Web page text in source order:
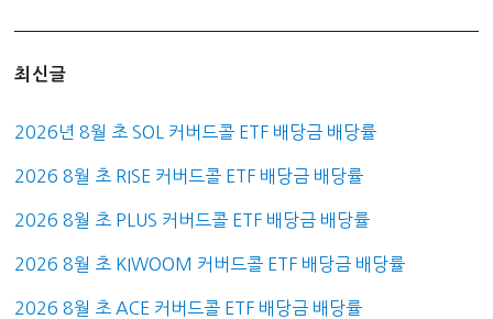
최신글
2026년 8월 초 SOL 커버드콜 ETF 배당금 배당률
2026 8월 초 RISE 커버드콜 ETF 배당금 배당률
2026 8월 초 PLUS 커버드콜 ETF 배당금 배당률
2026 8월 초 KIWOOM 커버드콜 ETF 배당금 배당률
2026 8월 초 ACE 커버드콜 ETF 배당금 배당률